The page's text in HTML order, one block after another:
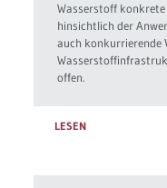
Wasserstoff
hinsichtlich der
auch konkurrierende
offen.
LESEN